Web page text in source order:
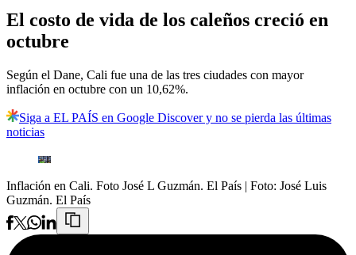
El costo de vida de los caleños creció en
octubre
Según el Dane, Cali fue una de las tres ciudades con mayor
inflación en octubre con un 10,62%.
Siga a EL PAÍS en Google Discover y no se pierda las últimas
noticias
Inflación en Cali. Foto José L Guzmán. El País | Foto: José Luis
Guzmán. El País